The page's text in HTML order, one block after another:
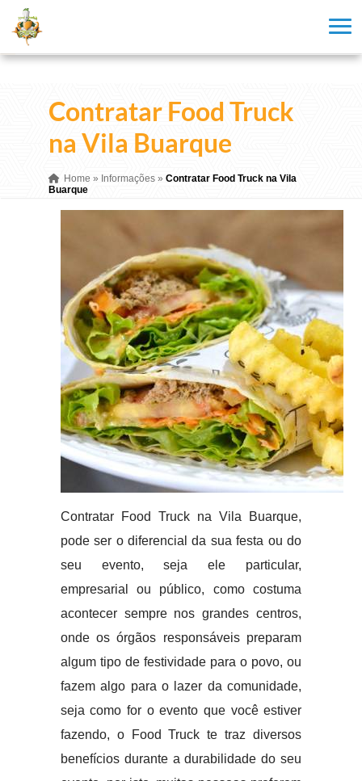
Contratar Food Truck
na Vila Buarque
Home » Informações » Contratar Food Truck na Vila
Buarque
Contratar Food Truck na Vila Buarque,
pode ser o diferencial da sua festa ou do
seu evento, seja ele particular,
empresarial ou público, como costuma
acontecer sempre nos grandes centros,
onde os órgãos responsáveis preparam
algum tipo de festividade para o povo, ou
fazem algo para o lazer da comunidade,
seja como for o evento que você estiver
fazendo, o Food Truck te traz diversos
benefícios durante a durabilidade do seu